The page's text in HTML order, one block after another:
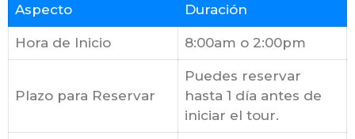
Aspecto Duración
Hora de Inicio 8:00am o 2:00pm
Plazo para Reservar
Puedes reservar
hasta 1 día antes de
iniciar el tour.